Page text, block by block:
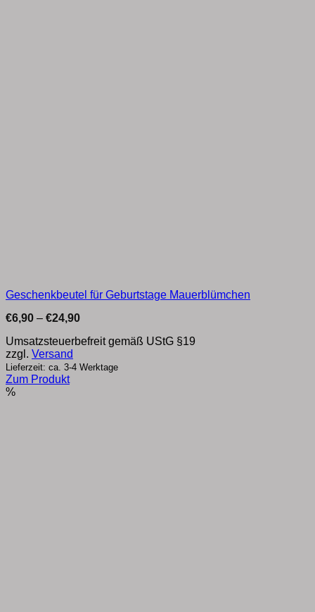
Geschenkbeutel für Geburtstage Mauerblümchen
€6,90 – €24,90Preisspanne:
bis
€24,90
Umsatzsteuerbefreit gemäß UStG §19
zzgl. Versand
Lieferzeit: ca. 3-4 Werktage
Zum Produkt
Dieses
%